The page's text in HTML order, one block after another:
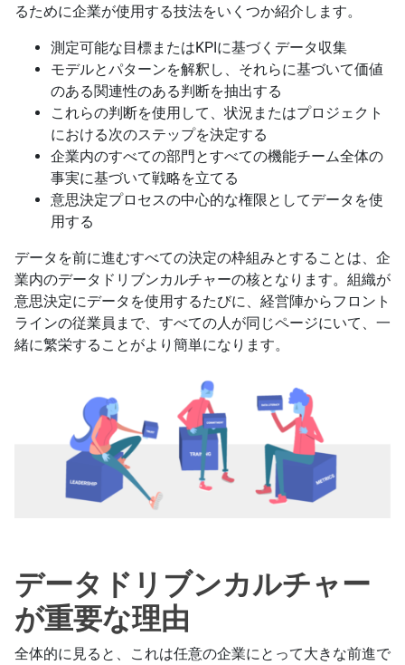
るために企業が使用する技法をいくつか紹介します。
測定可能な目標またはKPIに基づくデータ収集
モデルとパターンを解釈し、それらに基づいて価値
のある関連性のある判断を抽出する
これらの判断を使用して、状況またはプロジェクト
における次のステップを決定する
企業内のすべての部門とすべての機能チーム全体の
事実に基づいて戦略を立てる
意思決定プロセスの中心的な権限としてデータを使
用する
データを前に進むすべての決定の枠組みとすることは、企
業内のデータドリブンカルチャーの核となります。組織が
意思決定にデータを使用するたびに、経営陣からフロント
ラインの従業員まで、すべての人が同じページにいて、一
緒に繁栄することがより簡単になります。
データドリブンカルチャー
が重要な理由
全体的に見ると、これは任意の企業にとって大きな前進で